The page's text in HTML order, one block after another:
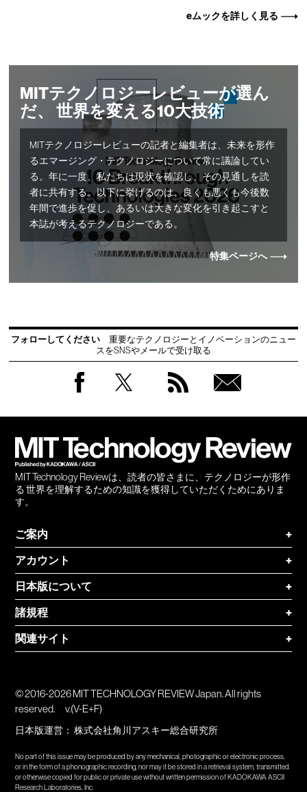
eムックを詳しく見る
MITテクノロジーレビューが選ん
だ、 世界を変える10大技術
MITテクノロジーレビューの記者と編集者は、未来を形作
るエマージング・テクノロジーについて常に議論してい
る。年に一度、私たちは現状を確認し、その見通しを読
者に共有する。以下に挙げるのは、良くも悪くも今後数
年間で進歩を促し、あるいは大きな変化を引き起こすと
本誌が考えるテクノロジーである。
特集ページへ
フォローしてください
重要なテクノロジーとイノベーションのニュー
スをSNSやメールで受け取る
MIT Technology Reviewは、読者の皆さまに、テクノロジーが形作
る 世界を理解するための知識を獲得していただくためにありま
す。
ご案内
+
アカウント
+
日本版について
+
諸規程
+
関連サイト
+
© 2016-2026 MIT TECHNOLOGY REVIEW Japan. All rights
reserved.
v.(V-E+F)
日本版運営：株式会社角川アスキー総合研究所
No part of this issue may be produced by any mechanical, photographic or electronic process,
or in the form of a phonographic recording, nor may it be stored in a retrieval system, transmitted
or otherwise copied for public or private use without written permission of KADOKAWA ASCII
Research Laboratories, Inc.